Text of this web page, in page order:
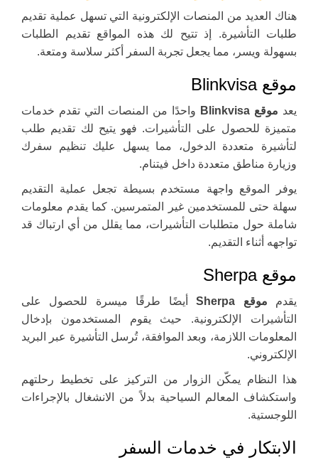
هناك العديد من المنصات الإلكترونية التي تسهل عملية تقديم
طلبات التأشيرة. إذ تتيح لك هذه المواقع تقديم الطلبات
بسهولة ويسر، مما يجعل تجربة السفر أكثر سلاسة ومتعة.
موقع Blinkvisa
يعد موقع Blinkvisa
واحدًا من المنصات التي تقدم خدمات
متميزة للحصول على التأشيرات. فهو يتيح لك تقديم طلب
لتأشيرة متعددة الدخول، مما يسهل عليك تنظيم سفرك
وزيارة مناطق متعددة داخل فيتنام.
يوفر الموقع واجهة مستخدم بسيطة تجعل عملية التقديم
سهلة حتى للمستخدمين غير المتمرسين. كما يقدم معلومات
شاملة حول متطلبات التأشيرات، مما يقلل من أي ارتباك قد
تواجهه أثناء التقديم.
موقع Sherpa
يقدم موقع Sherpa
أيضًا طرقًا ميسرة للحصول على
التأشيرات الإلكترونية. حيث يقوم المستخدمون بإدخال
المعلومات اللازمة، وبعد الموافقة، تُرسل التأشيرة عبر البريد
الإلكتروني.
هذا النظام يمكّن الزوار من التركيز على تخطيط رحلتهم
واستكشاف المعالم السياحية بدلاً من الانشغال بالإجراءات
اللوجستية.
الابتكار في خدمات السفر